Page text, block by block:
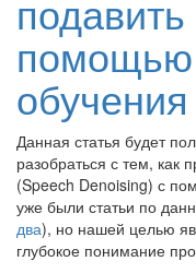
помощью
Данная статья будет
разобраться с тем, как
(Speech Denoising) с
уже были статьи по
два), но нашей целью
глубокое понимание